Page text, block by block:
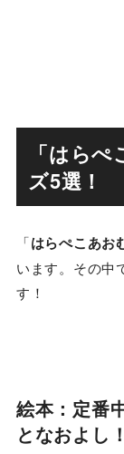
「はら
ズ5選！
「はらぺこあお
います。その中
す！
絵本：定番
となおよし！